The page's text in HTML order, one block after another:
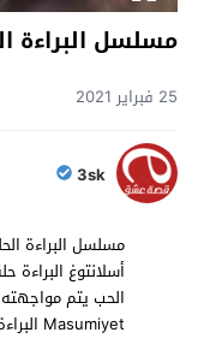
مسلسل البراءة
25 فبراير 2021
3sk
الحب يتم
Masumiyet البراءة 1 بجودة HD وسيرفرات متعددة حصريا على قصة عشق